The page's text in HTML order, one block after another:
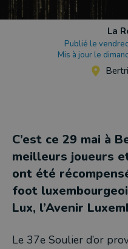
La
Publié le
Mis à jour le
C’est ce 29 mai à
meilleurs joueurs
ont été
foot
Lux, l’Avenir
Le 37e Soulier d’or